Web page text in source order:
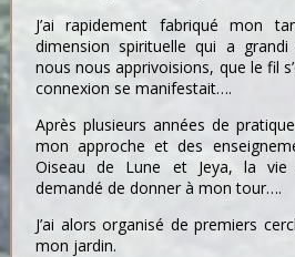
J’ai rapidement fabriqué mon
dimension spirituelle qui a
nous nous apprivoisions, que le fil
connexion se manifestait….
Après plusieurs années de
mon approche et des
Oiseau de Lune et Jeya, la
demandé de donner à mon tour….
J’ai alors organisé de premiers
mon jardin.